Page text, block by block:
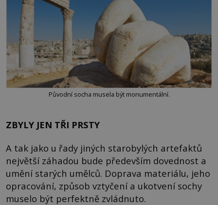
Původní socha musela být monumentální.
ZBYLY JEN TŘI PRSTY
A tak jako u řady jiných starobylých artefaktů
největší záhadou bude především dovednost a
umění starých umělců. Doprava materiálu, jeho
opracování, způsob vztyčení a ukotvení sochy
muselo být perfektně zvládnuto.